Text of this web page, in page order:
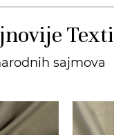
sajmova